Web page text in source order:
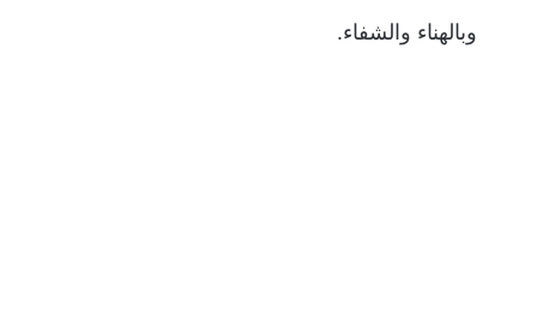
وبالهناء والشفاء.